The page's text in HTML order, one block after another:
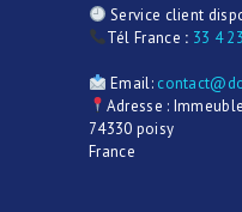
Service client
Tél France : 33 4
Email:
Adresse :
74330 poisy
France